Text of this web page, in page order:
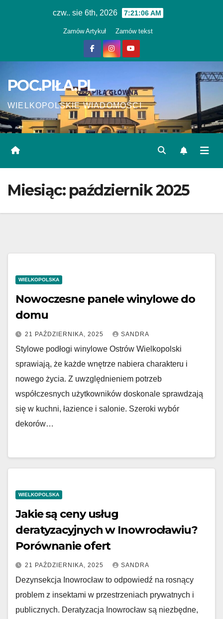
czw.. sie 6th, 2026 7:21:06 AM
Zamów Artykuł Zamów tekst
POC.PIŁA.PL
WIELKOPOLSKIE WIADOMOŚCI
Miesiąc: październik 2025
WIELKOPOLSKA
Nowoczesne panele winylowe do
domu
21 PAŹDZIERNIKA, 2025 SANDRA
Stylowe podłogi winylowe Ostrów Wielkopolski
sprawiają, że każde wnętrze nabiera charakteru i
nowego życia. Z uwzględnieniem potrzeb
współczesnych użytkowników doskonale sprawdzają
się w kuchni, łazience i salonie. Szeroki wybór
dekorów…
WIELKOPOLSKA
Jakie są ceny usług
deratyzacyjnych w Inowrocławiu?
Porównanie ofert
21 PAŹDZIERNIKA, 2025 SANDRA
Dezynsekcja Inowrocław to odpowiedź na rosnący
problem z insektami w przestrzeniach prywatnych i
publicznych. Deratyzacja Inowrocław są niezbędne,